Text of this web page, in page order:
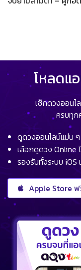
โหลดแ
เช็กดวงออน
ครบทุก
ดูดวงออนไลน์แม่น
เลือกดูดวง Online
รองรับทั้งระบบ iOS
Apple Store